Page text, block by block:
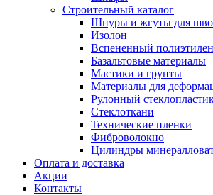
Строительный каталог
Шнуры и жгуты для
Изолон
Вспененный полиэтилен
Базальтовые материалы
Мастики и грунты
Материалы для
Рулонный
Стеклоткани
Технические пленки
Фиброволокно
Цилиндры
Оплата и доставка
Акции
Контакты